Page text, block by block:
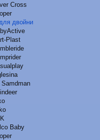
Cross
двойни
Plast
Samdman
Baby